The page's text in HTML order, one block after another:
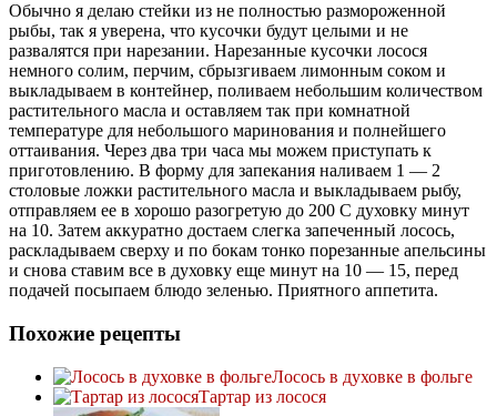
Обычно я делаю стейки из не полностью размороженной
рыбы, так я уверена, что кусочки будут целыми и не
развалятся при нарезании. Нарезанные кусочки лосося
немного солим, перчим, сбрызгиваем лимонным соком и
выкладываем в контейнер, поливаем небольшим количеством
растительного масла и оставляем так при комнатной
температуре для небольшого маринования и полнейшего
оттаивания. Через два три часа мы можем приступать к
приготовлению. В форму для запекания наливаем 1 — 2
столовые ложки растительного масла и выкладываем рыбу,
отправляем ее в хорошо разогретую до 200 С духовку минут
на 10. Затем аккуратно достаем слегка запеченный лосось,
раскладываем сверху и по бокам тонко порезанные апельсины
и снова ставим все в духовку еще минут на 10 — 15, перед
подачей посыпаем блюдо зеленью. Приятного аппетита.
Похожие рецепты
Лосось в духовке в фольге
Тартар из лосося